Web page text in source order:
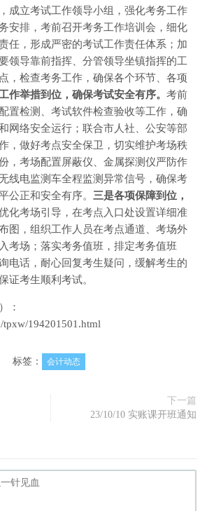
成立考试工作领导小组，强化考务工作
安排，考前召开考务工作培训会，细化
任，形成严密的考试工作责任体系；加
领导靠前指挥、分管领导坐镇指挥的工
，检查考务工作，确保各个环节、各项
作举措到位，确保考试安全有序。 考前
置检测、考试软件检查验收等工作，确
网络安全运行；联合市人社、公安等部
，做好考点安全保卫，切实维护考场秩
，考场配置屏蔽仪、金属探测仪严防作
线电监测车全程监测异常信号，确保考
公正和安全有序。 三是各项保障到位，
化考场引导，在考点入口处设置详细准
图，组织工作人员在考点通道、考场外
考场；落实考务值班，排定考务值班
电话，耐心回复考生疑问，缓解考生的
证考生顺利考试。
：
tpxw/194201501.html
标签： 会计动态
下一篇
23/10/10 实账课开班通知